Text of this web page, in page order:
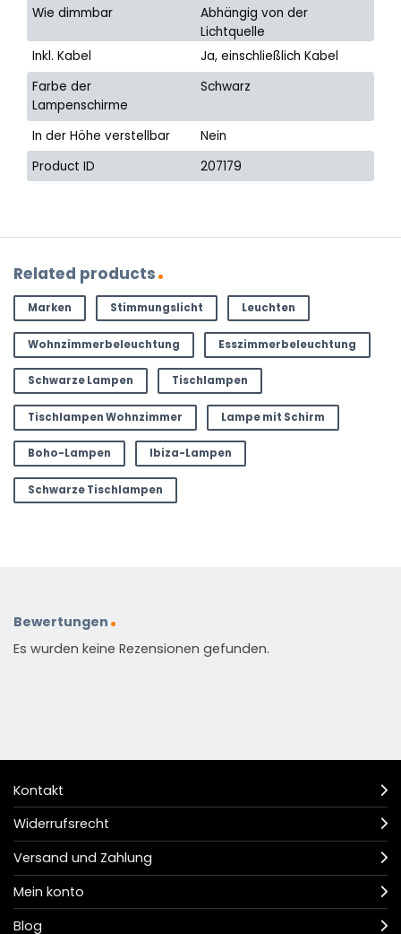
Wie dimmbar
Abhängig von der
Lichtquelle
Inkl. Kabel
Ja, einschließlich Kabel
Farbe der
Lampenschirme
Schwarz
In der Höhe verstellbar
Nein
Product ID
207179
Related products
Marken Stimmungslicht Leuchten
Wohnzimmerbeleuchtung Esszimmerbeleuchtung
Schwarze Lampen Tischlampen
Tischlampen Wohnzimmer Lampe mit Schirm
Boho-Lampen Ibiza-Lampen
Schwarze Tischlampen
Bewertungen
Es wurden keine Rezensionen gefunden.
Kontakt
Widerrufsrecht
Versand und Zahlung
Mein konto
Blog